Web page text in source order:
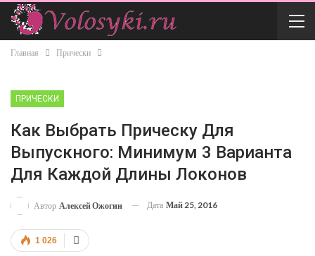
Главная Прически
ПРИЧЕСКИ
Как Выбрать Прическу Для
Выпускного: Минимум 3 Варианта
Для Каждой Длины Локонов
Автор Алексей Ожогин Дата Май 25, 2016
1 026